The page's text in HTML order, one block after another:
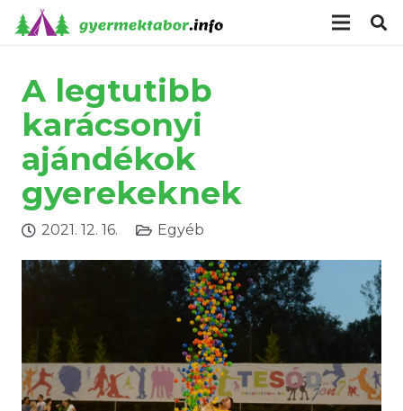
A legtutibb
karácsonyi
ajándékok
gyerekeknek
2021. 12. 16. Egyéb